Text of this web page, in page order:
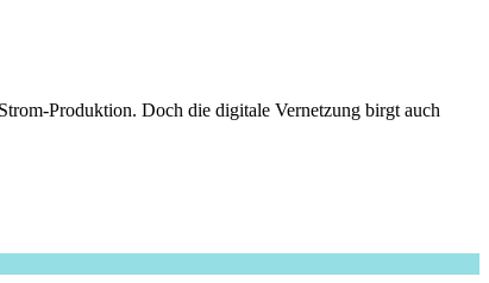
Produktion. Doch die digitale Vernetzung birgt auch